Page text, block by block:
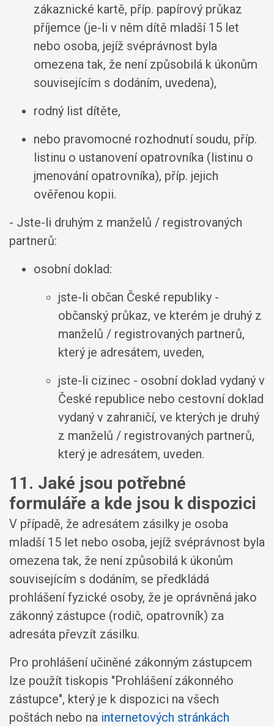
zákaznické kartě, příp. papírový průkaz
příjemce (je-li v něm dítě mladší 15 let
nebo osoba, jejíž svéprávnost byla
omezena tak, že není způsobilá k úkonům
souvisejícím s dodáním, uvedena),
rodný list dítěte,
nebo pravomocné rozhodnutí soudu, příp.
listinu o ustanovení opatrovníka (listinu o
jmenování opatrovníka), příp. jejich
ověřenou kopii.
- Jste-li druhým z manželů / registrovaných
partnerů:
osobní doklad:
jste-li občan České republiky -
občanský průkaz, ve kterém je druhý z
manželů / registrovaných partnerů,
který je adresátem, uveden,
jste-li cizinec - osobní doklad vydaný v
České republice nebo cestovní doklad
vydaný v zahraničí, ve kterých je druhý
z manželů / registrovaných partnerů,
který je adresátem, uveden.
11. Jaké jsou potřebné
formuláře a kde jsou k dispozici
V případě, že adresátem zásilky je osoba
mladší 15 let nebo osoba, jejíž svéprávnost byla
omezena tak, že není způsobilá k úkonům
souvisejícím s dodáním, se předkládá
prohlášení fyzické osoby, že je oprávněná jako
zákonný zástupce (rodič, opatrovník) za
adresáta převzít zásilku.
Pro prohlášení učiněné zákonným zástupcem
lze použít tiskopis "Prohlášení zákonného
zástupce", který je k dispozici na všech
poštách nebo na internetových stránkách